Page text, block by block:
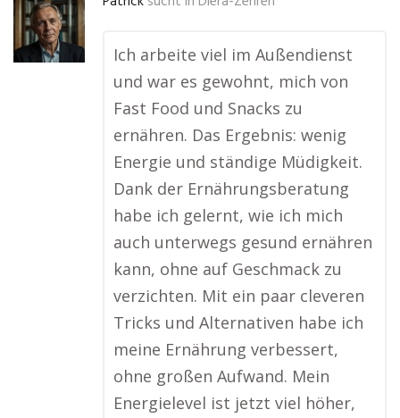
Ich arbeite viel im Außendienst
und war es gewohnt, mich von
Fast Food und Snacks zu
ernähren. Das Ergebnis: wenig
Energie und ständige Müdigkeit.
Dank der Ernährungsberatung
habe ich gelernt, wie ich mich
auch unterwegs gesund ernähren
kann, ohne auf Geschmack zu
verzichten. Mit ein paar cleveren
Tricks und Alternativen habe ich
meine Ernährung verbessert,
ohne großen Aufwand. Mein
Energielevel ist jetzt viel höher,